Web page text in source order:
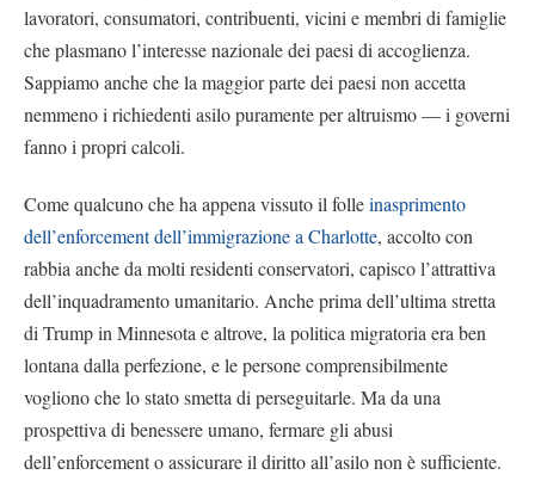
lavoratori, consumatori, contribuenti, vicini e membri di famiglie
che plasmano l’interesse nazionale dei paesi di accoglienza.
Sappiamo anche che la maggior parte dei paesi non accetta
nemmeno i richiedenti asilo puramente per altruismo — i governi
fanno i propri calcoli.
Come qualcuno che ha appena vissuto il folleinasprimento
dell’enforcement dell’immigrazione a Charlotte, accolto con
rabbia anche da molti residenti conservatori, capisco l’attrattiva
dell’inquadramento umanitario. Anche prima dell’ultima stretta
di Trump in Minnesota e altrove, la politica migratoria era ben
lontana dalla perfezione, e le persone comprensibilmente
vogliono che lo stato smetta di perseguitarle. Ma da una
prospettiva di benessere umano, fermare gli abusi
dell’enforcement o assicurare il diritto all’asilo non è sufficiente.